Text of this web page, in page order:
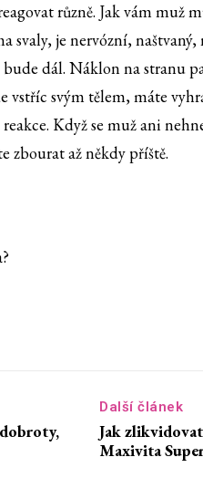
různě. Jak vám muž
svaly, je nervózní,
dál. Náklon na stranu
vstříc svým tělem, máte
Když se muž ani
zbourat až někdy příště.
Další článek
Jak
Maxivita